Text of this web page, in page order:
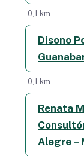
0,1 km
Disono
0,1 km
Renata
Alegre –